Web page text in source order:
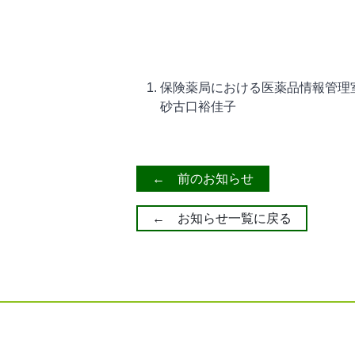
保険薬局における医薬品情報管理
砂古口裕佳子
← 前のお知らせ
← お知らせ一覧に戻る